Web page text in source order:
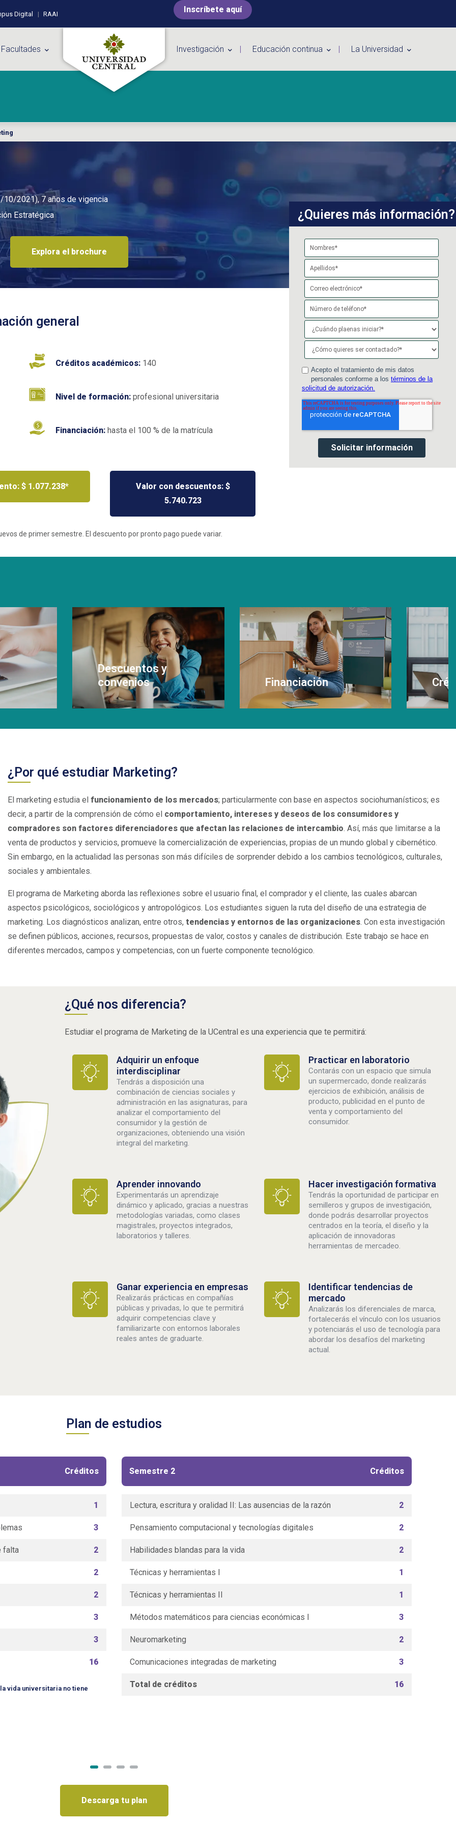
Digital RAAI Inscríbete aquí
Investigación Educación continua La Universidad
10/2021), 7 años de vigencia
Estratégica
Explora el brochure
general
Créditos académicos: 140
Nivel de formación: profesional universitaria
Financiación: hasta el 100 % de la matrícula
$ 1.077.238*
Valor con descuentos: $
5.740.723
de primer semestre. El descuento por pronto pago puede variar.
¿Quieres más información?
y
y
si eres
de descuentos
Financiación Crédito directo
¿Por qué estudiar Marketing?
El marketing estudia el funcionamiento de los mercados; particularmente con base en aspectos sociohumanísticos; es
decir, a partir de la comprensión de cómo el comportamiento, intereses y deseos de los consumidores y
compradores son factores diferenciadores que afectan las relaciones de intercambio. Así, más que limitarse a la
venta de productos y servicios, promueve la comercialización de experiencias, propias de un mundo global y cibernético.
Sin embargo, en la actualidad las personas son más difíciles de sorprender debido a los cambios tecnológicos, culturales,
sociales y ambientales.
El programa de Marketing aborda las reflexiones sobre el usuario final, el comprador y el cliente, las cuales abarcan
aspectos psicológicos, sociológicos y antropológicos. Los estudiantes siguen la ruta del diseño de una estrategia de
marketing. Los diagnósticos analizan, entre otros, tendencias y entornos de las organizaciones. Con esta investigación
se definen públicos, acciones, recursos, propuestas de valor, costos y canales de distribución. Este trabajo se hace en
diferentes mercados, campos y competencias, con un fuerte componente tecnológico.
¿Qué nos diferencia?
Estudiar el programa de Marketing de la UCentral es una experiencia que te permitirá:
Adquirir un enfoque
interdisciplinar
Tendrás a disposición una
combinación de ciencias sociales y
administración en las asignaturas, para
analizar el comportamiento del
consumidor y la gestión de
organizaciones, obteniendo una visión
integral del marketing.
Practicar en laboratorio
Contarás con un espacio que simula
un supermercado, donde realizarás
ejercicios de exhibición, análisis de
producto, publicidad en el punto de
venta y comportamiento del
consumidor.
Aprender innovando
Experimentarás un aprendizaje
dinámico y aplicado, gracias a nuestras
metodologías variadas, como clases
magistrales, proyectos integrados,
laboratorios y talleres.
Hacer investigación formativa
Tendrás la oportunidad de participar en
semilleros y grupos de investigación,
donde podrás desarrollar proyectos
centrados en la teoría, el diseño y la
aplicación de innovadoras
herramientas de mercadeo.
Ganar experiencia en empresas
Realizarás prácticas en compañías
públicas y privadas, lo que te permitirá
adquirir competencias clave y
familiarizarte con entornos laborales
reales antes de graduarte.
Identificar tendencias de
mercado
Analizarás los diferenciales de marca,
fortalecerás el vínculo con los usuarios
y potenciarás el uso de tecnología para
abordar los desafíos del marketing
actual.
Plan de estudios
Créditos
1
3
falta 2
2
2
3
3
16
vida universitaria no tiene
Semestre 2 Créditos
Lectura, escritura y oralidad II: Las ausencias de la razón 2
Pensamiento computacional y tecnologías digitales 2
Habilidades blandas para la vida 2
Técnicas y herramientas I 1
Técnicas y herramientas II 1
Métodos matemáticos para ciencias económicas I 3
Neuromarketing 2
Comunicaciones integradas de marketing 3
Total de créditos 16
Descarga tu plan